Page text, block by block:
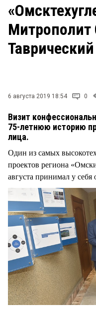
ЗАКОН
НОВОСТИ КОМПАНИЙ
6 августа 2019 18:54 0
Визит
75-летнюю историю
лица.
Один из самых
проектов региона
августа принимал у себя